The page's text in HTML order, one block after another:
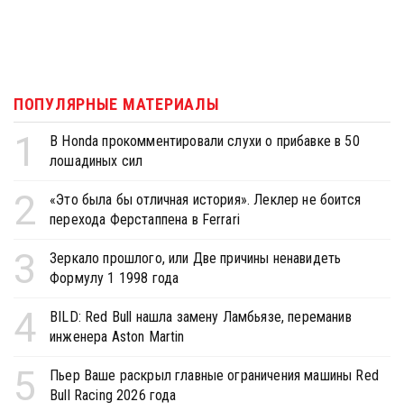
ПОПУЛЯРНЫЕ МАТЕРИАЛЫ
1
В Honda прокомментировали слухи о прибавке в 50
лошадиных сил
2
«Это была бы отличная история». Леклер не боится
перехода Ферстаппена в Ferrari
3
Зеркало прошлого, или Две причины ненавидеть
Формулу 1 1998 года
4
BILD: Red Bull нашла замену Ламбьязе, переманив
инженера Aston Martin
5
Пьер Ваше раскрыл главные ограничения машины Red
Bull Racing 2026 года